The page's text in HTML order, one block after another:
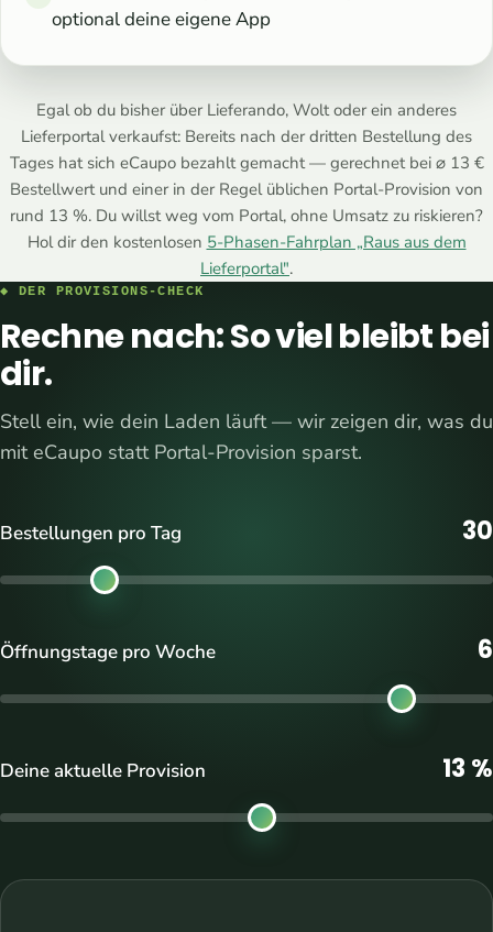
optional deine eigene App
Egal ob du bisher über Lieferando, Wolt oder ein anderes
Lieferportal verkaufst: Bereits nach der dritten Bestellung des
Tages hat sich eCaupo bezahlt gemacht — gerechnet bei ⌀ 13 €
Bestellwert und einer in der Regel üblichen Portal-Provision von
rund 13 %. Du willst weg vom Portal, ohne Umsatz zu riskieren?
Hol dir den kostenlosen 5-Phasen-Fahrplan „Raus aus dem
Lieferportal".
◆ DER PROVISIONS-CHECK
Rechne nach: So viel bleibt bei
dir.
Stell ein, wie dein Laden läuft — wir zeigen dir, was du
mit eCaupo statt Portal-Provision sparst.
Bestellungen pro Tag 30
Öffnungstage pro Woche 6
Deine aktuelle Provision 13 %